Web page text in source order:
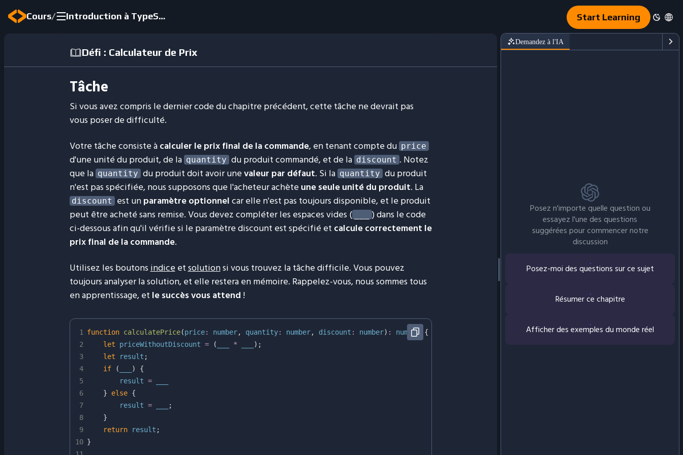
Cours/ Introduction à TypeScript Start Learning
Défi : Calculateur de Prix
Tâche
Si vous avez compris le dernier code du chapitre précédent, cette tâche ne devrait pas
vous poser de difficulté.
Votre tâche consiste àcalculer le prix final de la commande, en tenant compte du price
d'une unité du produit, de la quantity du produit commandé, et de la discount . Notez
que la quantity du produit doit avoir unevaleur par défaut. Si la quantity du produit
n'est pas spécifiée, nous supposons que l'acheteur achète une seule unité du produit. La
discount est unparamètre optionnelcar elle n'est pas toujours disponible, et le produit
peut être acheté sans remise. Vous devez compléter les espaces vides (
) dans le code
ci-dessous afin qu'il vérifie si le paramètre discount est spécifié et calcule correctement le
prix final de la commande.
Utilisez les boutonsindiceetsolutionsi vous trouvez la tâche difficile. Vous pouvez
toujours analyser la solution, et elle restera en mémoire. Rappelez-vous, nous sommes tous
en apprentissage, et le succès vous attend !
1
2
3
4
5
6
7
8
9
10
function calculatePrice(price: number, quantity: number, discount : number) : number
{
let priceWithoutDiscount = ( * ) ;
let result ;
if
( )
{
        result
=
}
else {
        result
= ___
;
}
return result ;
}
Demandez à l'IA
Posez n'importe quelle question ou
essayez l'une des questions
suggérées pour commencer notre
discussion
Posez-moi des questions sur ce sujet
Résumer ce chapitre
Afficher des exemples du monde réel